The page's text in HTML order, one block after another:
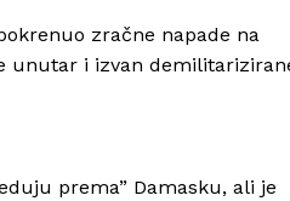
zračne napade na
unutar i izvan
prema” Damasku, ali je